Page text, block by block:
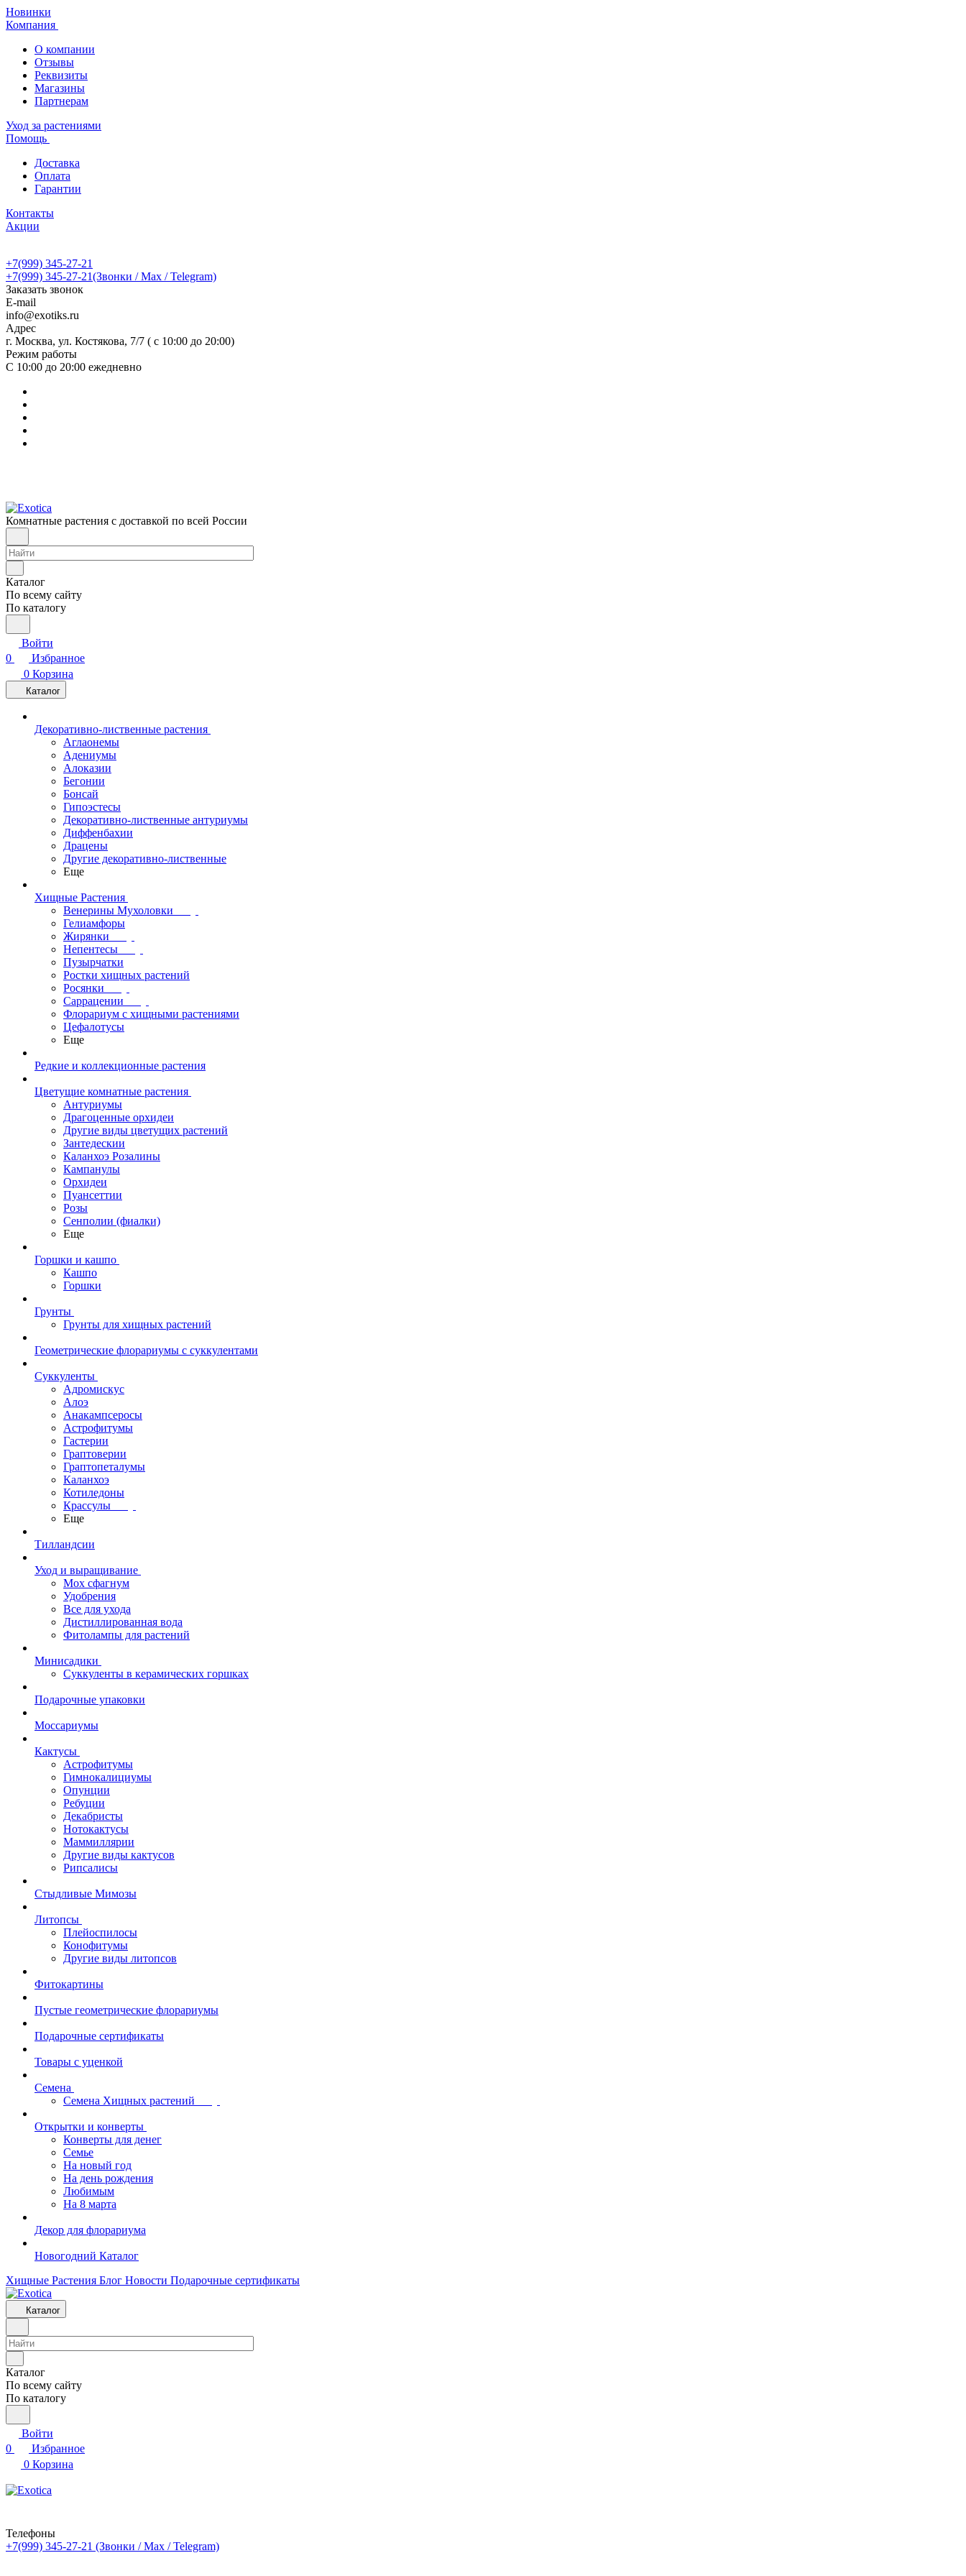
Новинки
Компания
О компании
Отзывы
Реквизиты
Магазины
Партнерам
Уход за растениями
Помощь
Доставка
Оплата
Гарантии
Контакты
Акции
+7(999) 345-27-21
+7(999) 345-27-21(Звонки / Max / Telegram)
Заказать звонок
E-mail
info@exotiks.ru
Адрес
г. Москва, ул. Костякова, 7/7 ( с 10:00 до 20:00)
Режим работы
С 10:00 до 20:00 ежедневно
Комнатные растения с доставкой по всей России
Каталог
По всему сайту
По каталогу
Войти
0
Избранное
0 Корзина
Каталог
Декоративно-лиственные растения
Аглаонемы
Адениумы
Алоказии
Бегонии
Бонсай
Гипоэстесы
Декоративно-лиственные антуриумы
Диффенбахии
Драцены
Другие декоративно-лиственные
Еще
Хищные Растения
Венерины Мухоловки
Гелиамфоры
Жирянки
Непентесы
Пузырчатки
Ростки хищных растений
Росянки
Саррацении
Флорариум с хищными растениями
Цефалотусы
Еще
Редкие и коллекционные растения
Цветущие комнатные растения
Антуриумы
Драгоценные орхидеи
Другие виды цветущих растений
Зантедескии
Каланхоэ Розалины
Кампанулы
Орхидеи
Пуансеттии
Розы
Сенполии (фиалки)
Еще
Горшки и кашпо
Кашпо
Горшки
Грунты
Грунты для хищных растений
Геометрические флорариумы с суккулентами
Суккуленты
Адромискус
Алоэ
Анакампсеросы
Астрофитумы
Гастерии
Граптоверии
Граптопеталумы
Каланхоэ
Котиледоны
Крассулы
Еще
Тилландсии
Уход и выращивание
Мох сфагнум
Удобрения
Все для ухода
Дистиллированная вода
Фитолампы для растений
Минисадики
Суккуленты в керамических горшках
Подарочные упаковки
Моссариумы
Кактусы
Астрофитумы
Гимнокалициумы
Опунции
Ребуции
Декабристы
Нотокактусы
Маммиллярии
Другие виды кактусов
Рипсалисы
Стыдливые Мимозы
Литопсы
Плейоспилосы
Конофитумы
Другие виды литопсов
Фитокартины
Пустые геометрические флорариумы
Подарочные сертификаты
Товары с уценкой
Семена
Семена Хищных растений
Открытки и конверты
Конверты для денег
Семье
На новый год
На день рождения
Любимым
На 8 марта
Декор для флорариума
Новогодний Каталог
Хищные Растения Блог Новости Подарочные сертификаты
Каталог
Каталог
По всему сайту
По каталогу
Войти
0
Избранное
0 Корзина
Телефоны
+7(999) 345-27-21 (Звонки / Max / Telegram)